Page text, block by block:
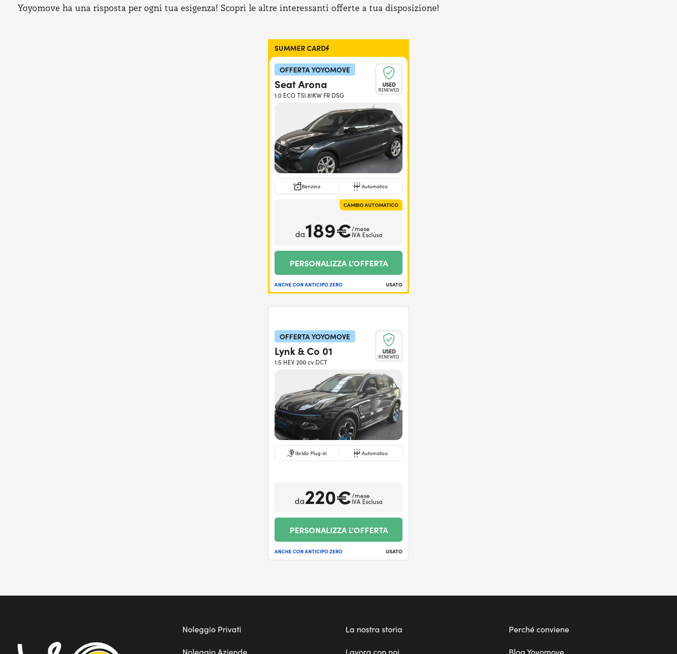
Yoyomove ha una risposta per ogni tua esigenza! Scopri le altre interessanti offerte a tua disposizione!
SUMMER CARD
OFFERTA YOYOMOVE
USED
RENEWED
Seat Arona
1.0 ECO TSI 81KW FR DSG
Benzina Automatico
CAMBIO AUTOMATICO
da189€/mese
IVA Esclusa
PERSONALIZZA L’OFFERTA
ANCHE CON ANTICIPO ZERO USATO
OFFERTA YOYOMOVE
USED
RENEWED
Lynk & Co 01
1.5 HEV 200 cv DCT
Ibrido Plug-in Automatico
da220€/mese
IVA Esclusa
PERSONALIZZA L’OFFERTA
ANCHE CON ANTICIPO ZERO USATO
Noleggio Privati
Noleggio Aziende
La nostra storia
Lavora con noi
Perché conviene
Blog Yoyomove